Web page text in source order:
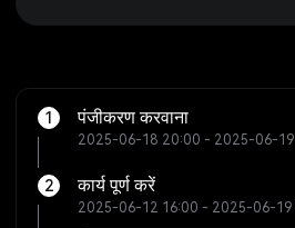
1 पंजीकरण करवाना
2025-06-18 20:00 - 2025-06-19
2 कार्य पूर्ण करें
2025-06-12 16:00 - 2025-06-19